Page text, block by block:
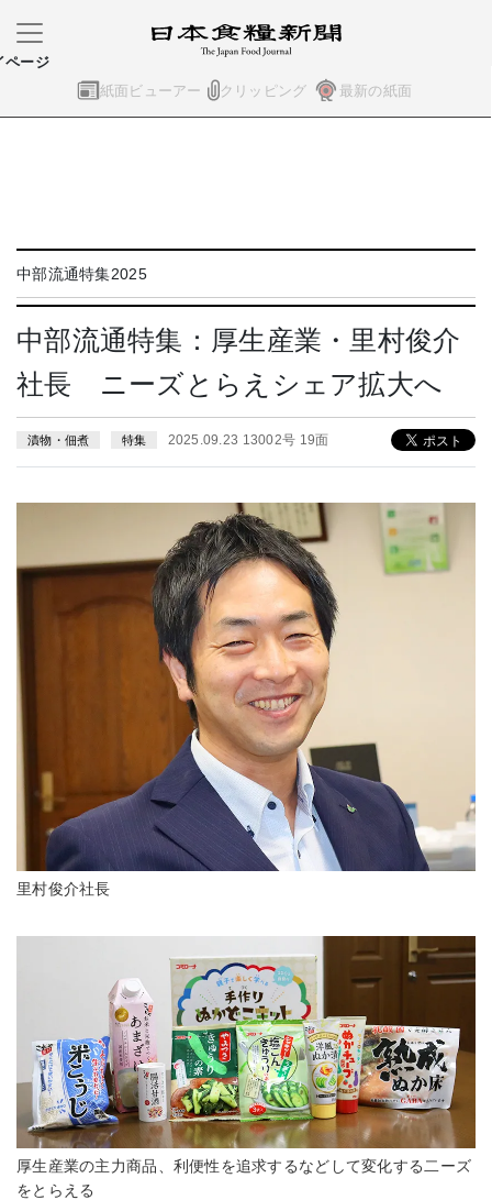
紙面ビューアー クリッピング 最新の紙面
ページ
中部流通特集2025
中部流通特集：厚生産業・里村俊介
社長 ニーズとらえシェア拡大へ
漬物・佃煮 特集 2025.09.23 13002号 19面
里村俊介社長
厚生産業の主力商品、利便性を追求するなどして変化する二ーズ
をとらえる